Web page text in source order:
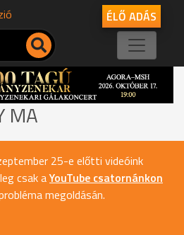
ÉLŐ ADÁS
MA
25-e előtti videóink
csak aYouTube csatornánkon
megoldásán.